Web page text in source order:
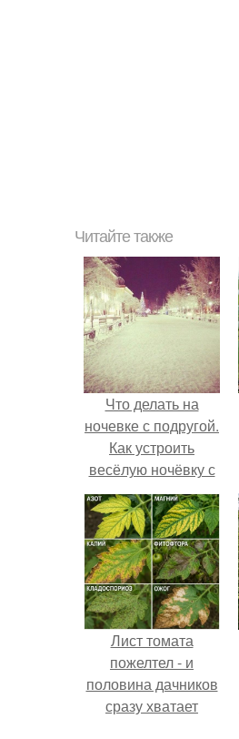
Читайте также
Что делать на
ночевке с подругой.
Как устроить
весёлую ночёвку с
подружками
Лист томата
пожелтел - и
половина дачников
сразу хватает